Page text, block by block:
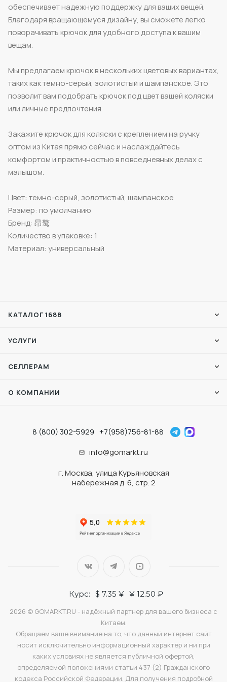
обеспечивает надежную поддержку для ваших вещей.
Благодаря вращающемуся дизайну, вы сможете легко
поворачивать крючок для удобного доступа к вашим
вещам.
Мы предлагаем крючок в нескольких цветовых вариантах,
таких как темно-серый, золотистый и шампанское. Это
позволит вам подобрать крючок под цвет вашей коляски
или личные предпочтения.
Закажите крючок для коляски с креплением на ручку
оптом из Китая прямо сейчас и наслаждайтесь
комфортом и практичностью в повседневных делах с
малышом.
Цвет: темно-серый, золотистый, шампанское
Размер: по умолчанию
Бренд: 昂鹫
Количество в упаковке: 1
Материал: универсальный
КАТАЛОГ 1688
УСЛУГИ
СЕЛЛЕРАМ
О КОМПАНИИ
8 (800) 302-5929 +7(958)756-81-88
info@gomarkt.ru
г. Москва, улица Курьяновская
набережная д. 6, стр. 2
Курс: $ 7.35 ¥ ¥ 12.50 ₽
2026 © GOMARKT.RU - надёжный партнер для вашего бизнеса с
Китаем.
Обращаем ваше внимание на то, что данный интернет сайт
носит исключительно информационный характер и ни при
каких условиях не является публичной офертой,
определяемой положениями статьи 437 (2) Гражданского
кодекса Российской Федерации. Для получения подробной